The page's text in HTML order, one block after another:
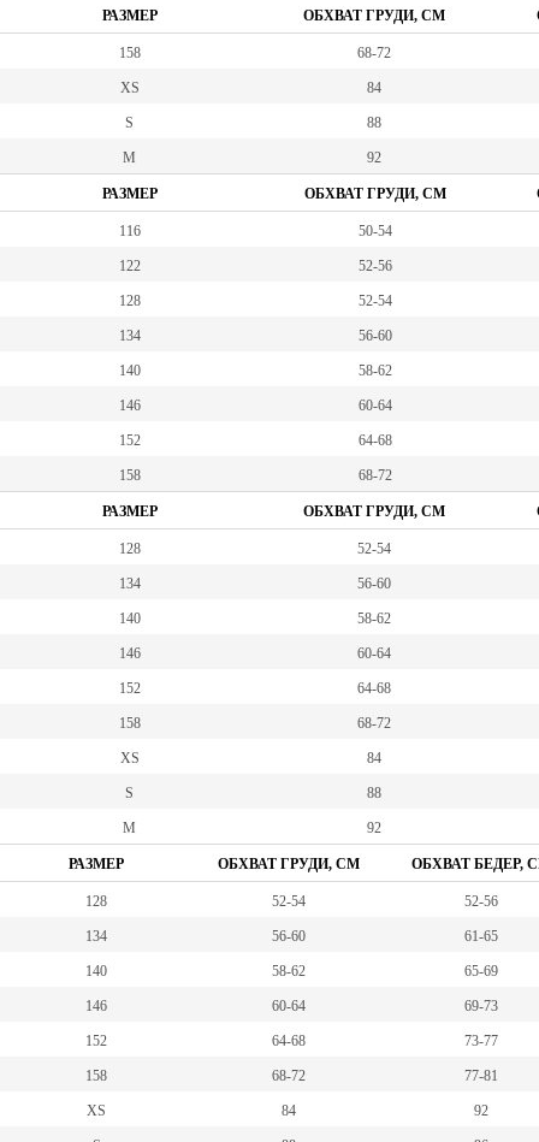
РАЗМЕР ОБХВАТ ГРУДИ, СМ
158 68-72
XS 84
S 88
M 92
РАЗМЕР ОБХВАТ ГРУДИ, СМ
116 50-54
122 52-56
128 52-54
134 56-60
140 58-62
146 60-64
152 64-68
158 68-72
РАЗМЕР ОБХВАТ ГРУДИ, СМ
128 52-54
134 56-60
140 58-62
146 60-64
152 64-68
158 68-72
XS 84
S 88
M 92
РАЗМЕР ОБХВАТ ГРУДИ, СМ ОБХВАТ БЕДЕР,
128 52-54 52-56
134 56-60 61-65
140 58-62 65-69
146 60-64 69-73
152 64-68 73-77
158 68-72 77-81
XS 84 92